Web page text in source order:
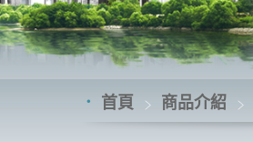
首頁 商品介紹